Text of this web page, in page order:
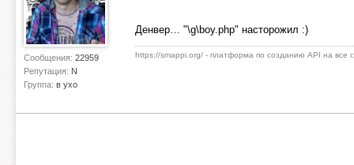
Сообщения: 22959
Репутация: N
Группа: в ухо
Денвер… "\g\boy.php" насторожил :)
https://smappi.org/ - платформа по созданию API на все